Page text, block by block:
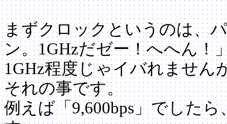
まずクロックというのは、
ン。1GHzだゼー！へへん！
1GHz程度じゃイバれません
それの事です。
例えば「9,600bps」でした